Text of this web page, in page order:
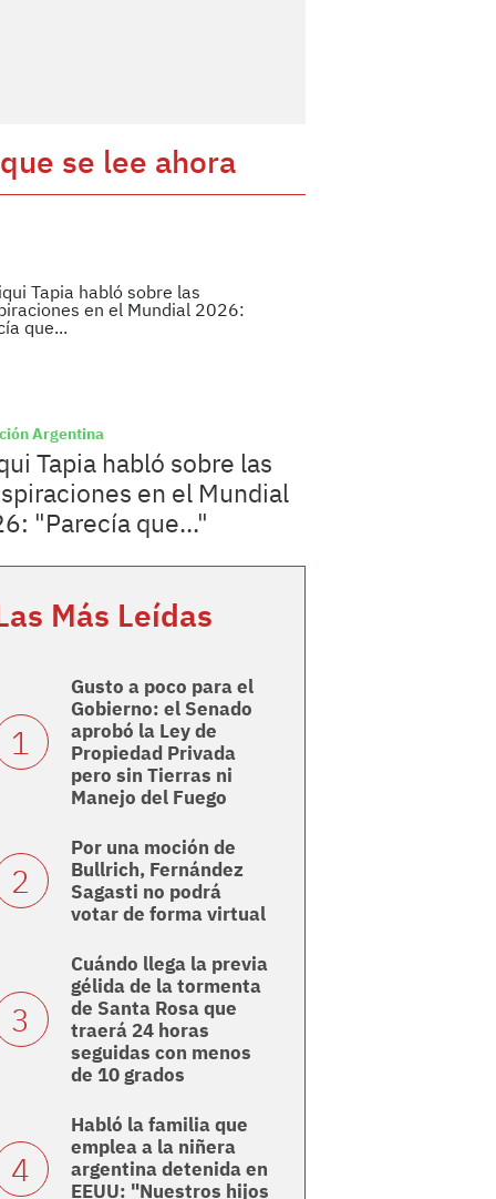
se lee ahora
Argentina
Tapia habló sobre las
en el Mundial
"Parecía que..."
Más Leídas
Gusto a poco para el
Gobierno: el Senado
aprobó la Ley de
Propiedad Privada
pero sin Tierras ni
Manejo del Fuego
Por una moción de
Bullrich, Fernández
Sagasti no podrá
votar de forma virtual
Cuándo llega la previa
gélida de la tormenta
de Santa Rosa que
traerá 24 horas
seguidas con menos
de 10 grados
Habló la familia que
emplea a la niñera
argentina detenida en
EEUU: "Nuestros hijos